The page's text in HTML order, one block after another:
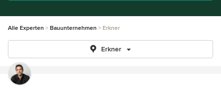
Alle Experten Bauunternehmen Erkner
Erkner